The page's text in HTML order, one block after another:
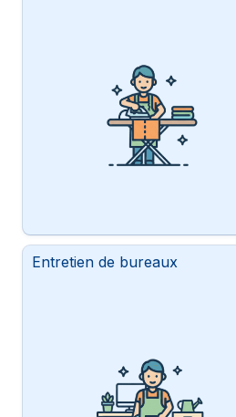
Entretien de bureaux